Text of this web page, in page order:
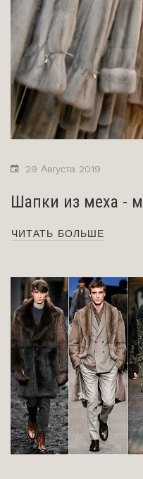
29 Августа 2019
Шапки из меха -
ЧИТАТЬ БОЛЬШЕ